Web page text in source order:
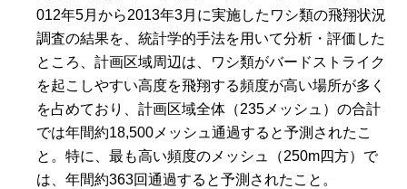
012年5月から2013年3月に実施したワシ類の飛翔状況
調査の結果を、統計学的手法を用いて分析・評価した
ところ、計画区域周辺は、ワシ類がバードストライク
を起こしやすい高度を飛翔する頻度が高い場所が多く
を占めており、計画区域全体（235メッシュ）の合計
では年間約18,500メッシュ通過すると予測されたこ
と。特に、最も高い頻度のメッシュ（250m四方）で
は、年間約363回通過すると予測されたこと。